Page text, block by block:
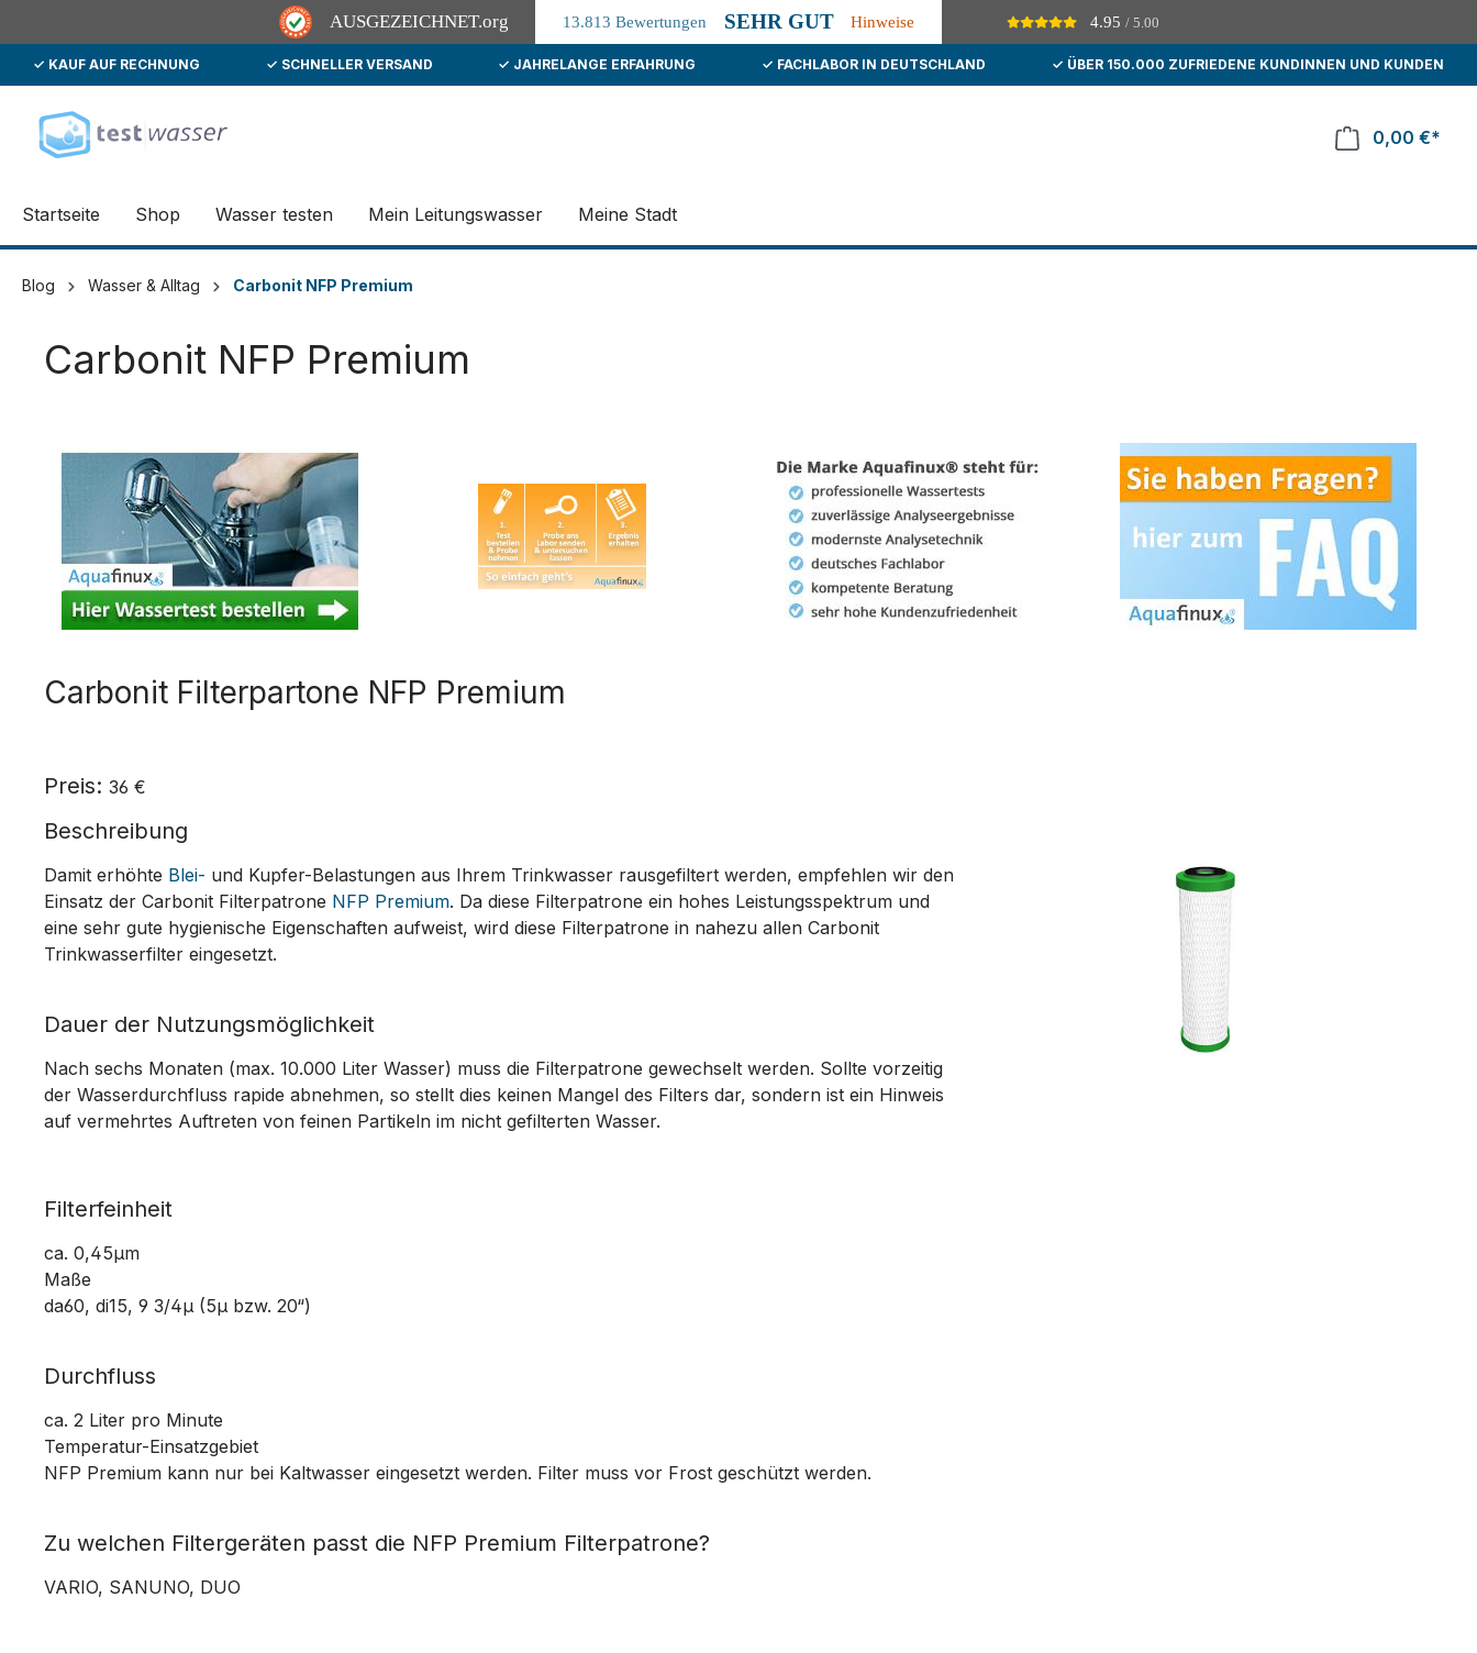
AUSGEZEICHNET.org 13.813 Bewertungen SEHR GUT Hinweise 4.95/ 5.00
Zur Hauptnavigation springen
✓ KAUF AUF RECHNUNG ✓ SCHNELLER VERSAND ✓ JAHRELANGE ERFAHRUNG ✓ FACHLABOR IN DEUTSCHLAND ✓ ÜBER 150.000 ZUFRIEDENE KUNDINNEN UND KUNDEN
0,00 €*
Startseite Shop Wasser testen Mein Leitungswasser Meine Stadt
Blog Wasser & Alltag Carbonit NFP Premium
Carbonit NFP Premium
Carbonit Filterpartone NFP Premium
Preis: 36 €
Beschreibung
Damit erhöhte Blei- und Kupfer-Belastungen aus Ihrem Trinkwasser rausgefiltert werden, empfehlen wir den
Einsatz der Carbonit Filterpatrone NFP Premium. Da diese Filterpatrone ein hohes Leistungsspektrum und
eine sehr gute hygienische Eigenschaften aufweist, wird diese Filterpatrone in nahezu allen Carbonit
Trinkwasserfilter eingesetzt.
Dauer der Nutzungsmöglichkeit
Nach sechs Monaten (max. 10.000 Liter Wasser) muss die Filterpatrone gewechselt werden. Sollte vorzeitig
der Wasserdurchfluss rapide abnehmen, so stellt dies keinen Mangel des Filters dar, sondern ist ein Hinweis
auf vermehrtes Auftreten von feinen Partikeln im nicht gefilterten Wasser.
Filterfeinheit
ca. 0,45µm
Maße
da60, di15, 9 3/4µ (5µ bzw. 20“)
Durchfluss
ca. 2 Liter pro Minute
Temperatur-Einsatzgebiet
NFP Premium kann nur bei Kaltwasser eingesetzt werden. Filter muss vor Frost geschützt werden.
Zu welchen Filtergeräten passt die NFP Premium Filterpatrone?
VARIO, SANUNO, DUO